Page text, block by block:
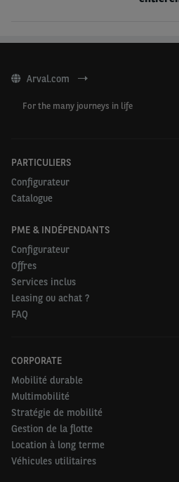
Arval.com
For the many journeys in life
PARTICULIERS
Configurateur
Catalogue
PME & INDÉPENDANTS
Configurateur
Offres
Services inclus
Leasing ou achat ?
FAQ
CORPORATE
Mobilité durable
Multimobilité
Stratégie de mobilité
Gestion de la flotte
Location à long terme
Véhicules utilitaires